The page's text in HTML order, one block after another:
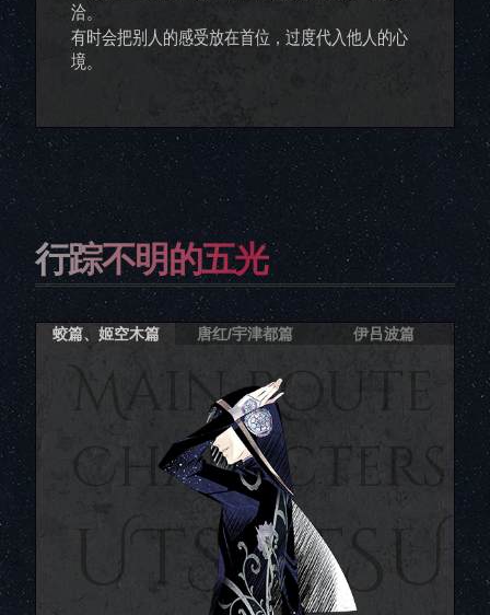
洽。
有时会把别人的感受放在首位，过度代入他人的心
境。
行踪不明的五光
蛟篇、姬空木篇
Main Route
Characters
UTSUTSU
唐红/宇津都篇 伊吕波篇